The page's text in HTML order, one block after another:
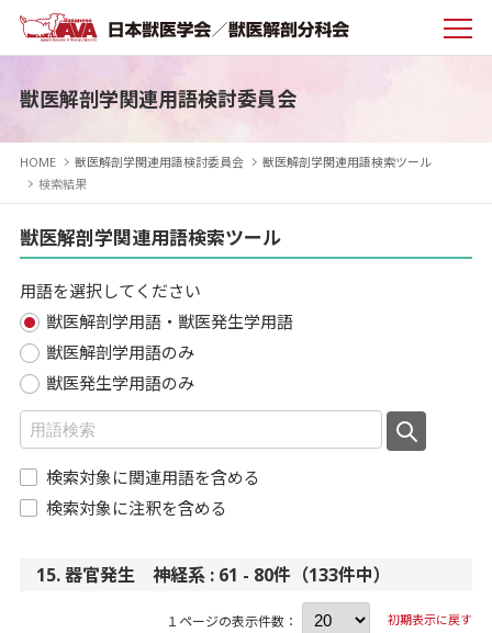
獣医解剖学関連用語検討委員会
HOME 獣医解剖学関連用語検討委員会
獣医解剖学関連用語検索ツール
検索結果
獣医解剖学関連用語検索ツール
用語を選択してください
獣医解剖学用語・獣医発生学用語
獣医解剖学用語のみ
獣医発生学用語のみ
検索対象に関連用語を含める
検索対象に注釈を含める
15. 器官発生 神経系 : 61 - 80件（133件中）
１ページの表示件数： 初期表示に戻す